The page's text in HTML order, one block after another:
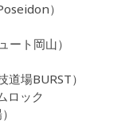
）
ト岡山）
BURST）
ック